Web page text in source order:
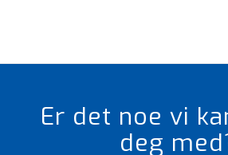
Er det noe vi
deg